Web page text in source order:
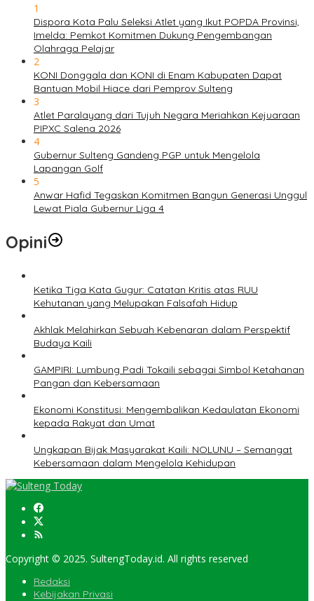
1
Dispora Kota Palu Seleksi Atlet yang Ikut POPDA Provinsi,
Imelda: Pemkot Komitmen Dukung Pengembangan
Olahraga Pelajar
2
KONI Donggala dan KONI di Enam Kabupaten Dapat
Bantuan Mobil Hiace dari Pemprov Sulteng
3
Atlet Paralayang dari Tujuh Negara Meriahkan Kejuaraan
PIPXC Salena 2026
4
Gubernur Sulteng Gandeng PGP untuk Mengelola
Lapangan Golf
5
Anwar Hafid Tegaskan Komitmen Bangun Generasi Unggul
Lewat Piala Gubernur Liga 4
Opini
Ketika Tiga Kata Gugur: Catatan Kritis atas RUU
Kehutanan yang Melupakan Falsafah Hidup
Akhlak Melahirkan Sebuah Kebenaran dalam Perspektif
Budaya Kaili
GAMPIRI: Lumbung Padi Tokaili sebagai Simbol Ketahanan
Pangan dan Kebersamaan
Ekonomi Konstitusi: Mengembalikan Kedaulatan Ekonomi
kepada Rakyat dan Umat
Ungkapan Bijak Masyarakat Kaili: NOLUNU – Semangat
Kebersamaan dalam Mengelola Kehidupan
Copyright © 2025. SultengToday.id. All rights reserved
Redaksi
Kebijakan Privasi